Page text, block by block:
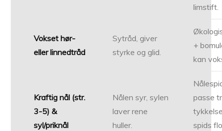
limstift.
Vokset hør-
eller linnedtråd
Sytråd, giver
styrke og glid.
+
kan
Kraftig nål (str.
3-5) &
syl/priknål
Nålen syr, sylen
laver rene
huller.
passe
spids